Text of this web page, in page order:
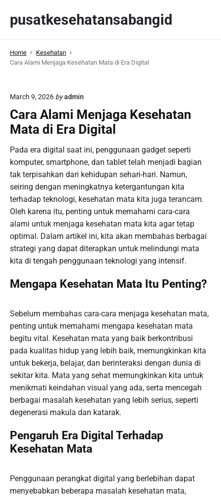
p
pusatkesehatansabangid
Home
Kesehatan
Cara Alami Menjaga Kesehatan Mata di Era Digital
March 9, 2026 byadmin
Cara Alami Menjaga Kesehatan
Mata di Era Digital
Pada era digital saat ini, penggunaan gadget seperti
komputer, smartphone, dan tablet telah menjadi bagian
tak terpisahkan dari kehidupan sehari-hari. Namun,
seiring dengan meningkatnya ketergantungan kita
terhadap teknologi, kesehatan mata kita juga terancam.
Oleh karena itu, penting untuk memahami cara-cara
alami untuk menjaga kesehatan mata kita agar tetap
optimal. Dalam artikel ini, kita akan membahas berbagai
strategi yang dapat diterapkan untuk melindungi mata
kita di tengah penggunaan teknologi yang intensif.
Mengapa Kesehatan Mata Itu Penting?
Sebelum membahas cara-cara menjaga kesehatan mata,
penting untuk memahami mengapa kesehatan mata
begitu vital. Kesehatan mata yang baik berkontribusi
pada kualitas hidup yang lebih baik, memungkinkan kita
untuk bekerja, belajar, dan berinteraksi dengan dunia di
sekitar kita. Mata yang sehat memungkinkan kita untuk
menikmati keindahan visual yang ada, serta mencegah
berbagai masalah kesehatan yang lebih serius, seperti
degenerasi makula dan katarak.
Pengaruh Era Digital Terhadap
Kesehatan Mata
Penggunaan perangkat digital yang berlebihan dapat
menyebabkan beberapa masalah kesehatan mata,